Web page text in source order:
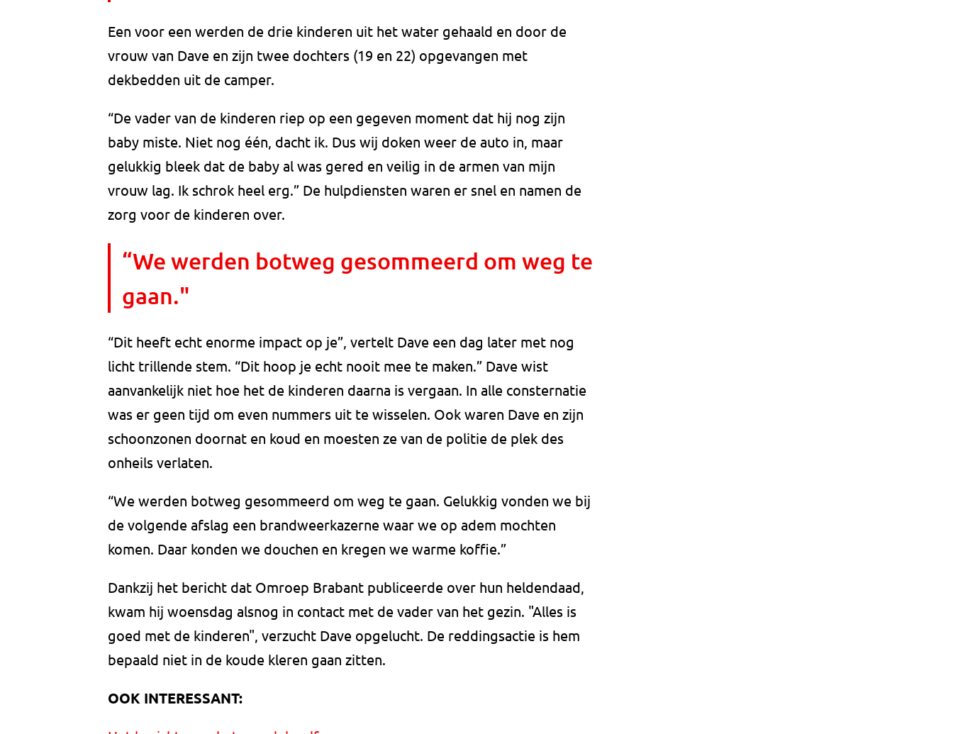
Een voor een werden de drie kinderen uit het water gehaald en door de
vrouw van Dave en zijn twee dochters (19 en 22) opgevangen met
dekbedden uit de camper.
“De vader van de kinderen riep op een gegeven moment dat hij nog zijn
baby miste. Niet nog één, dacht ik. Dus wij doken weer de auto in, maar
gelukkig bleek dat de baby al was gered en veilig in de armen van mijn
vrouw lag. Ik schrok heel erg.” De hulpdiensten waren er snel en namen de
zorg voor de kinderen over.
“We werden botweg gesommeerd om weg te
gaan."
“Dit heeft echt enorme impact op je”, vertelt Dave een dag later met nog
licht trillende stem. “Dit hoop je echt nooit mee te maken.” Dave wist
aanvankelijk niet hoe het de kinderen daarna is vergaan. In alle consternatie
was er geen tijd om even nummers uit te wisselen. Ook waren Dave en zijn
schoonzonen doornat en koud en moesten ze van de politie de plek des
onheils verlaten.
“We werden botweg gesommeerd om weg te gaan. Gelukkig vonden we bij
de volgende afslag een brandweerkazerne waar we op adem mochten
komen. Daar konden we douchen en kregen we warme koffie.”
Dankzij het bericht dat Omroep Brabant publiceerde over hun heldendaad,
kwam hij woensdag alsnog in contact met de vader van het gezin. "Alles is
goed met de kinderen", verzucht Dave opgelucht. De reddingsactie is hem
bepaald niet in de koude kleren gaan zitten.
OOK INTERESSANT: